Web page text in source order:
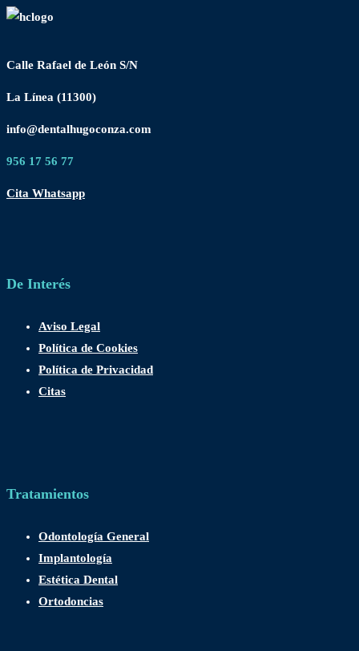
Calle Rafael de León S/N
La Línea (11300)
info@dentalhugoconza.com
956 17 56 77
Cita Whatsapp
De Interés
Aviso Legal
Política de Cookies
Política de Privacidad
Citas
Tratamientos
Odontología General
Implantología
Estética Dental
Ortodoncias